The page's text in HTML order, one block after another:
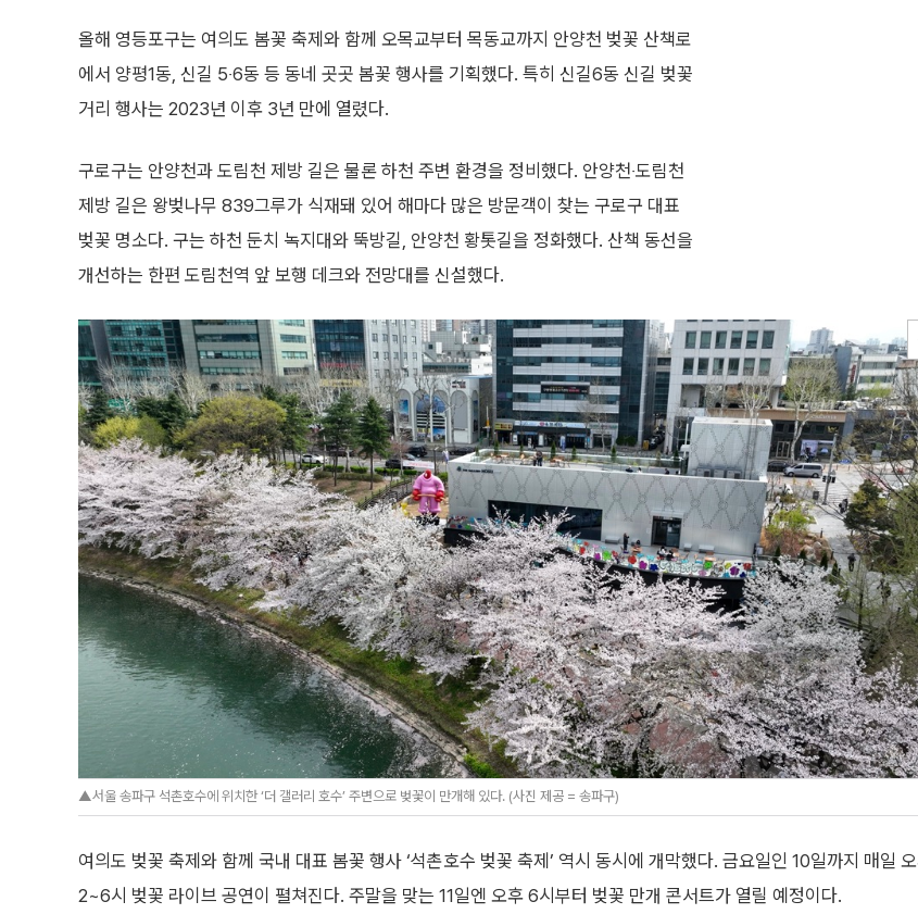
올해 영등포구는 여의도 봄꽃 축제와 함께 오목교부터 목동교까지 안양천 벚꽃 산책로
에서 양평1동, 신길 5‧6동 등 동네 곳곳 봄꽃 행사를 기획했다. 특히 신길6동 신길 벚꽃
거리 행사는 2023년 이후 3년 만에 열렸다.
구로구는 안양천과 도림천 제방 길은 물론 하천 주변 환경을 정비했다. 안양천‧도림천
제방 길은 왕벚나무 839그루가 식재돼 있어 해마다 많은 방문객이 찾는 구로구 대표
벚꽃 명소다. 구는 하천 둔치 녹지대와 뚝방길, 안양천 황톳길을 정화했다. 산책 동선을
개선하는 한편 도림천역 앞 보행 데크와 전망대를 신설했다.
▲서울 송파구 석촌호수에 위치한 ‘더 갤러리 호수’ 주변으로 벚꽃이 만개해 있다. (사진 제공 = 송파구)
여의도 벚꽃 축제와 함께 국내 대표 봄꽃 행사 ‘석촌호수 벚꽃 축제’ 역시 동시에 개막했다. 금요일인 10일까지 매일
2~6시 벚꽃 라이브 공연이 펼쳐진다. 주말을 맞는 11일엔 오후 6시부터 벚꽃 만개 콘서트가 열릴 예정이다.